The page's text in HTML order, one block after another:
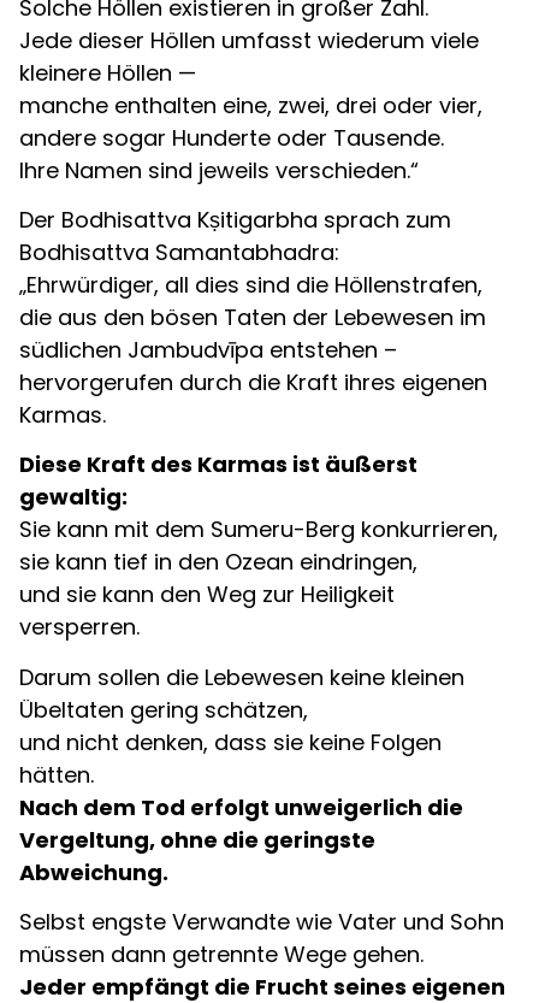
Solche Höllen existieren in großer Zahl.
Jede dieser Höllen umfasst wiederum viele
kleinere Höllen —
manche enthalten eine, zwei, drei oder vier,
andere sogar Hunderte oder Tausende.
Ihre Namen sind jeweils verschieden.“
Der Bodhisattva Kṣitigarbha sprach zum
Bodhisattva Samantabhadra:
„Ehrwürdiger, all dies sind die Höllenstrafen,
die aus den bösen Taten der Lebewesen im
südlichen Jambudvīpa entstehen –
hervorgerufen durch die Kraft ihres eigenen
Karmas.
Diese Kraft des Karmas ist äußerst
gewaltig:
Sie kann mit dem Sumeru-Berg konkurrieren,
sie kann tief in den Ozean eindringen,
und sie kann den Weg zur Heiligkeit
versperren.
Darum sollen die Lebewesen keine kleinen
Übeltaten gering schätzen,
und nicht denken, dass sie keine Folgen
hätten.
Nach dem Tod erfolgt unweigerlich die
Vergeltung, ohne die geringste
Abweichung.
Selbst engste Verwandte wie Vater und Sohn
müssen dann getrennte Wege gehen.
Jeder empfängt die Frucht seines eigenen